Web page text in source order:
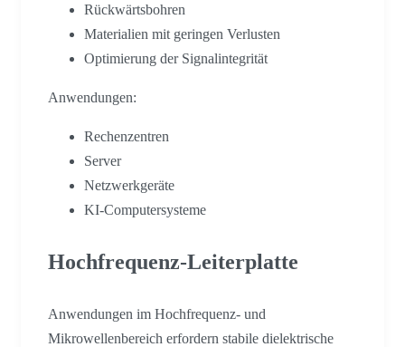
Rückwärtsbohren
Materialien mit geringen Verlusten
Optimierung der Signalintegrität
Anwendungen:
Rechenzentren
Server
Netzwerkgeräte
KI-Computersysteme
Hochfrequenz-Leiterplatte
Anwendungen im Hochfrequenz- und
Mikrowellenbereich erfordern stabile dielektrische